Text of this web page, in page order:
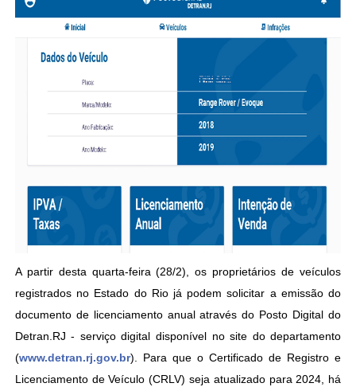
A partir desta quarta-feira (28/2), os proprietários de veículos
registrados no Estado do Rio já podem solicitar a emissão do
documento de licenciamento anual através do Posto Digital do
Detran.RJ - serviço digital disponível no site do departamento
(www.detran.rj.gov.br). Para que o Certificado de Registro e
Licenciamento de Veículo (CRLV) seja atualizado para 2024, há